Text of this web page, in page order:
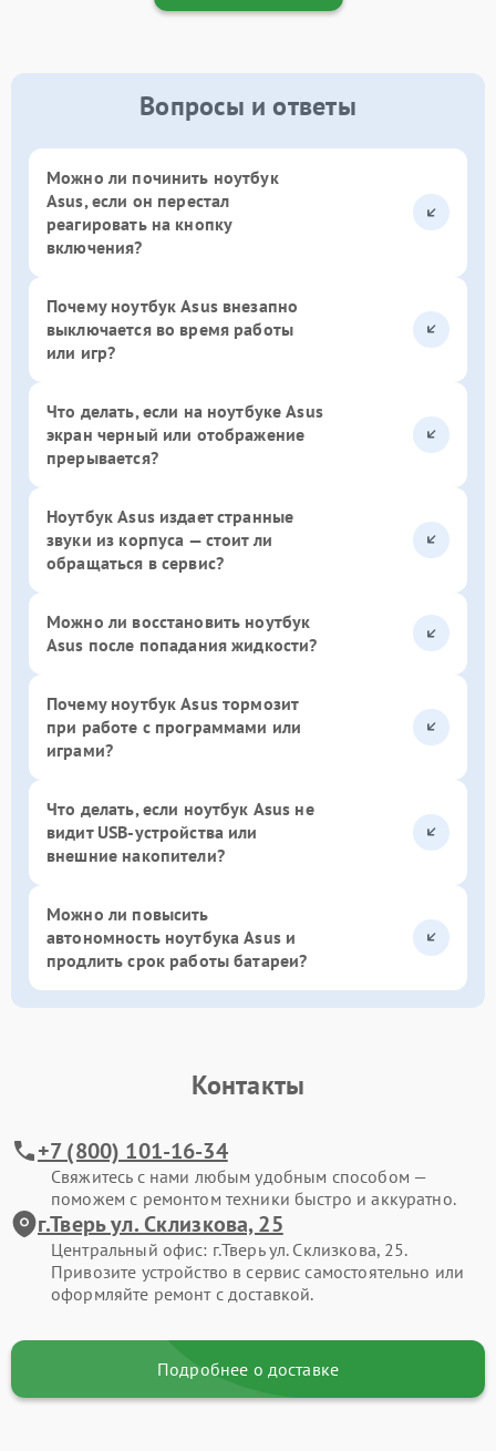
Вопросы и ответы
Можно ли починить ноутбук
Asus, если он перестал
реагировать на кнопку
включения?
Почему ноутбук Asus внезапно
выключается во время работы
или игр?
Что делать, если на ноутбуке Asus
экран черный или отображение
прерывается?
Ноутбук Asus издает странные
звуки из корпуса — стоит ли
обращаться в сервис?
Можно ли восстановить ноутбук
Asus после попадания жидкости?
Почему ноутбук Asus тормозит
при работе с программами или
играми?
Что делать, если ноутбук Asus не
видит USB-устройства или
внешние накопители?
Можно ли повысить
автономность ноутбука Asus и
продлить срок работы батареи?
Контакты
+7 (800) 101-16-34
Свяжитесь с нами любым удобным способом —
поможем с ремонтом техники быстро и аккуратно.
г.Тверь ул. Склизкова, 25
Центральный офис: г.Тверь ул. Склизкова, 25.
Привозите устройство в сервис самостоятельно или
оформляйте ремонт с доставкой.
Подробнее о доставке